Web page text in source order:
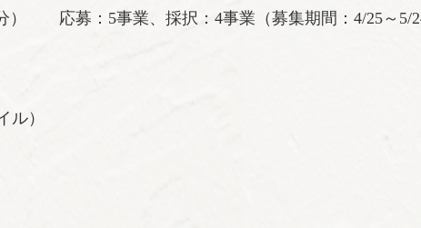
） 応募：5事業、採択：4事業（募集期間：4/25～5/
ル）